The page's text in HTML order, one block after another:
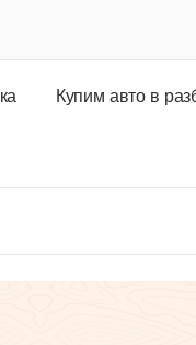
ка Купим авто в раз